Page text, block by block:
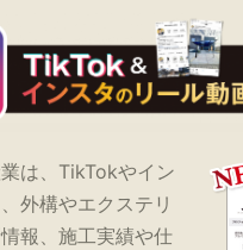
は、TikTokやイン
外構やエクステリ
報、施工実績や仕